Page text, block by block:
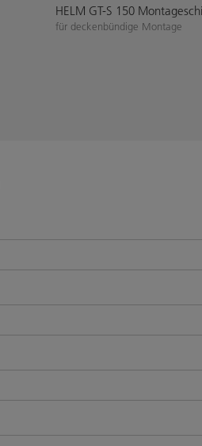
HELM GT-S 150
für deckenbündige Montage